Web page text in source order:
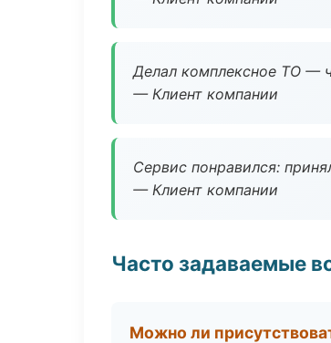
Делал комплексное ТО —
— Клиент компании
Сервис понравился:
— Клиент компании
Часто задаваемые
Можно ли